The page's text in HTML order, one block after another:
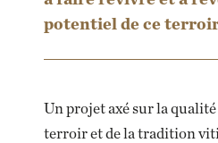
potentiel de ce
Un projet axé sur la
terroir et de la tradition